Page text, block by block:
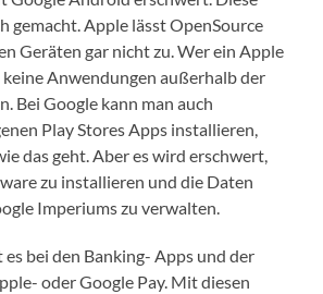
gemacht. Apple lässt OpenSource
Geräten gar nicht zu. Wer ein Apple
Anwendungen außerhalb der
Bei Google kann man auch
Play Stores Apps installieren,
das geht. Aber es wird erschwert,
zu installieren und die Daten
Imperiums zu verwalten.
bei den Banking- Apps und der
oder Google Pay. Mit diesen